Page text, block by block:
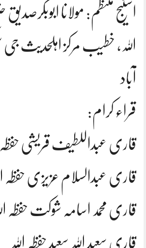
اسٹیج منتظم: مولانا
اللہ، خطیب مرکز اہلحدیث
آباد
قراء کرام:
قاری عبداللطیف قریشی حفظہ
قاری عبدالسلام عزیزی حفظہ
قاری محمد اسامہ شوکت حفظہ
قاری سعید اللہ سعید حفظہ اللہ